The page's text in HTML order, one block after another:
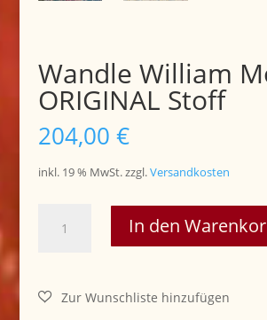
Wandle William
ORIGINAL Stoff
204,00 €
inkl. 19 % MwSt. zzgl.Versandkosten
William
Stoff
In den